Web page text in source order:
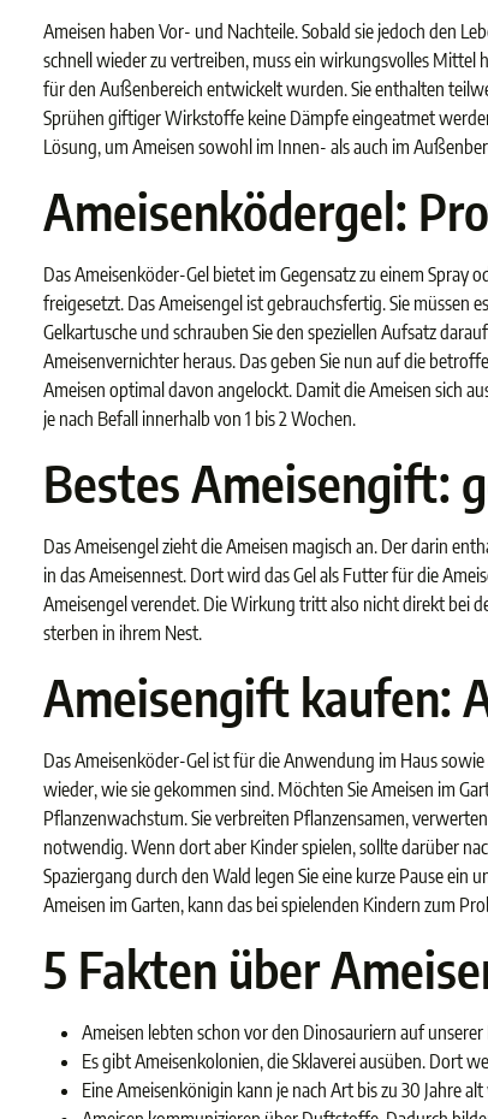
Ameisen haben Vor- und Nachteile. Sobald sie jedoch den
schnell wieder zu vertreiben, muss ein wirkungsvolles Mittel
für den Außenbereich entwickelt wurden. Sie enthalten
Sprühen giftiger Wirkstoffe keine Dämpfe eingeatmet
Lösung, um Ameisen sowohl im Innen- als auch im
Ameisenködergel:
Das Ameisenköder-Gel bietet im Gegensatz zu einem
freigesetzt. Das Ameisengel ist gebrauchsfertig. Sie müssen
Gelkartusche und schrauben Sie den speziellen Aufsatz
Ameisenvernichter heraus. Das geben Sie nun auf die
Ameisen optimal davon angelockt. Damit die Ameisen sich
je nach Befall innerhalb von 1 bis 2 Wochen.
Bestes Ameisengift:
Das Ameisengel zieht die Ameisen magisch an. Der darin
in das Ameisennest. Dort wird das Gel als Futter für die
Ameisengel verendet. Die Wirkung tritt also nicht direkt bei
sterben in ihrem Nest.
Ameisengift kaufen:
Das Ameisenköder-Gel ist für die Anwendung im Haus
wieder, wie sie gekommen sind. Möchten Sie Ameisen im
Pflanzenwachstum. Sie verbreiten Pflanzensamen,
notwendig. Wenn dort aber Kinder spielen, sollte darüber
Spaziergang durch den Wald legen Sie eine kurze Pause
Ameisen im Garten, kann das bei spielenden Kindern zum
5 Fakten über
Ameisen lebten schon vor den Dinosauriern auf unserer
Es gibt Ameisenkolonien, die Sklaverei ausüben. Dort
Eine Ameisenkönigin kann je nach Art bis zu 30 Jahre